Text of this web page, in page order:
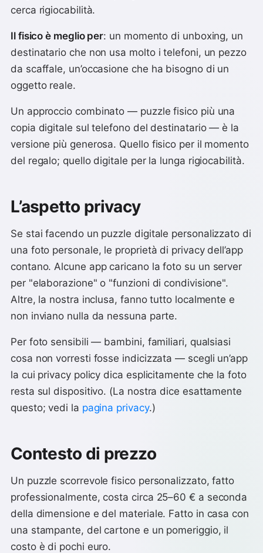
cerca rigiocabilità.
Il fisico è meglio per: un momento di unboxing, un
destinatario che non usa molto i telefoni, un pezzo
da scaffale, un’occasione che ha bisogno di un
oggetto reale.
Un approccio combinato — puzzle fisico più una
copia digitale sul telefono del destinatario — è la
versione più generosa. Quello fisico per il momento
del regalo; quello digitale per la lunga rigiocabilità.
L’aspetto privacy
Se stai facendo un puzzle digitale personalizzato di
una foto personale, le proprietà di privacy dell’app
contano. Alcune app caricano la foto su un server
per "elaborazione" o "funzioni di condivisione".
Altre, la nostra inclusa, fanno tutto localmente e
non inviano nulla da nessuna parte.
Per foto sensibili — bambini, familiari, qualsiasi
cosa non vorresti fosse indicizzata — scegli un’app
la cui privacy policy dica esplicitamente che la foto
resta sul dispositivo. (La nostra dice esattamente
questo; vedi la pagina privacy.)
Contesto di prezzo
Un puzzle scorrevole fisico personalizzato, fatto
professionalmente, costa circa 25–60 € a seconda
della dimensione e del materiale. Fatto in casa con
una stampante, del cartone e un pomeriggio, il
costo è di pochi euro.